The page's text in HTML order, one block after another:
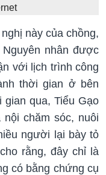
này của chồng,
nhân được
với lịch trình công
thời gian ở bên
qua, Tiểu Gạo
chăm sóc, nuôi
người lại bày tỏ
rằng, đây chỉ là
có bằng chứng cụ